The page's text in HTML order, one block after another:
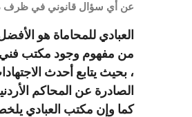
عن أي سؤال قانوني في ظرف
العبادي للمحاماة هو
من مفهوم وجود مكتب فني
، بحيث يتابع أحدث
الصادرة عن المحاكم
كما وإن مكتب العبادي